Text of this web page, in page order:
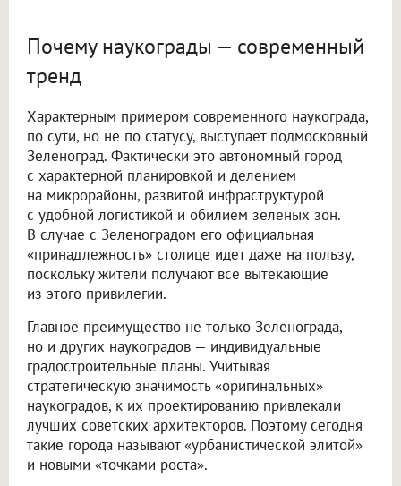
Почему наукограды — современный
тренд
Характерным примером современного наукограда,
по сути, но не по статусу, выступает подмосковный
Зеленоград. Фактически это автономный город
с характерной планировкой и делением
на микрорайоны, развитой инфраструктурой
с удобной логистикой и обилием зеленых зон.
В случае с Зеленоградом его официальная
«принадлежность» столице идет даже на пользу,
поскольку жители получают все вытекающие
из этого привилегии.
Главное преимущество не только Зеленограда,
но и других наукоградов — индивидуальные
градостроительные планы. Учитывая
стратегическую значимость «оригинальных»
наукоградов, к их проектированию привлекали
лучших советских архитекторов. Поэтому сегодня
такие города называют «урбанистической элитой»
и новыми «точками роста».